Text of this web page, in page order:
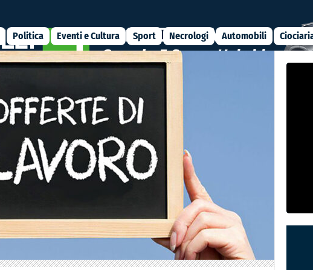
Politica Eventi e Cultura Sport Necrologi Automobili